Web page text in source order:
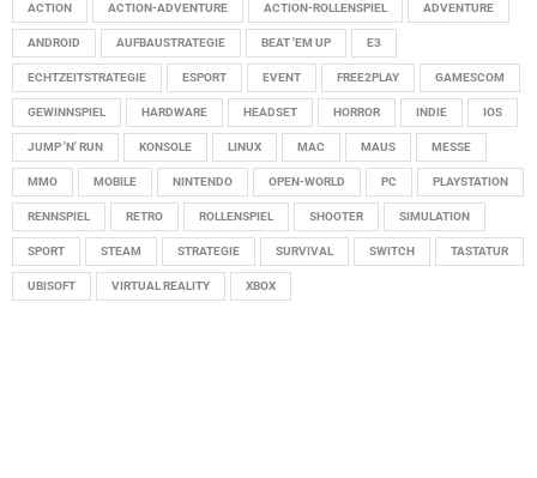
ACTION ACTION-ADVENTURE ACTION-ROLLENSPIEL ADVENTURE
ANDROID AUFBAUSTRATEGIE BEAT 'EM UP E3
ECHTZEITSTRATEGIE ESPORT EVENT FREE2PLAY GAMESCOM
GEWINNSPIEL HARDWARE HEADSET HORROR INDIE IOS
JUMP 'N' RUN KONSOLE LINUX MAC MAUS MESSE
MMO MOBILE NINTENDO OPEN-WORLD PC PLAYSTATION
RENNSPIEL RETRO ROLLENSPIEL SHOOTER SIMULATION
SPORT STEAM STRATEGIE SURVIVAL SWITCH TASTATUR
UBISOFT VIRTUAL REALITY XBOX